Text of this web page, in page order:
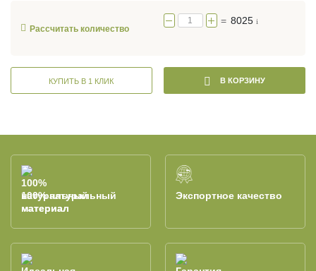
Рассчитать количество
= 8025 i
КУПИТЬ В 1 КЛИК В КОРЗИНУ
100% натуральный
материал
Экспортное качество